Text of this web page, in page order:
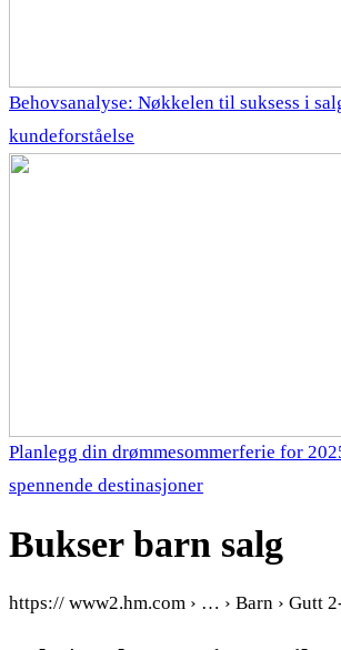
Behovsanalyse: Nøkkelen til suksess i
kundeforståelse
Planlegg din drømmesommerferie for
spennende destinasjoner
Bukser barn salg
https:// www2.hm.com › … › Barn › Gutt